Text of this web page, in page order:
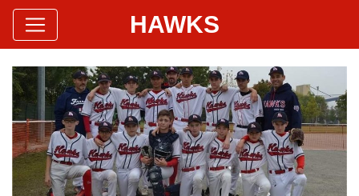
Hawks Baseball Softball
Site Officiel HAWKS